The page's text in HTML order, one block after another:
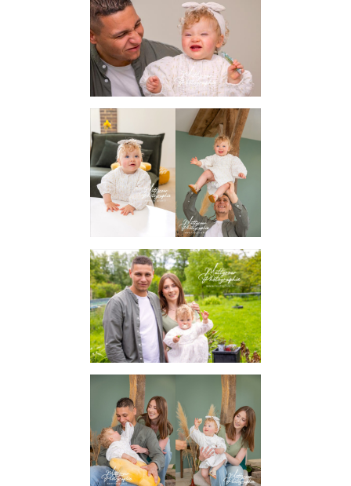
ELLES » ESTIME DE SOI
INFORMATIONS SUR LES PHOTOS DE
GROSSESSE
INFORMATIONS SUR LES PHOTOS
D’ALLAITEMENT
D’ACCOUCHEMENT
INFORMATIONS SUR LES PHOTOS NOUVEAU
NE / ENFANT
INFORMATIONS SUR LES PHOTOS DE FAMILLE
CARTE CADEAU
COURS DE PHOTOGRAPHIE
QUI SUIS-JE ?
CONDITIONS GÉNÉRALES DE VENTE